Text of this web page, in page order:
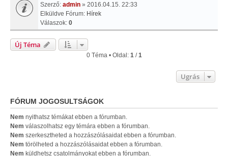
Szerző: admin » 2016.04.15. 22:33
Elküldve Fórum: Hírek
Válaszok: 0
Új Téma
0 Téma • Oldal: 1 /1
Ugrás
FÓRUM JOGOSULTSÁGOK
Nem nyithatsz témákat ebben a fórumban.
Nem válaszolhatsz egy témára ebben a fórumban.
Nem szerkesztheted a hozzászólásaidat ebben a fórumban.
Nem törölheted a hozzászólásaidat ebben a fórumban.
Nem küldhetsz csatolmányokat ebben a fórumban.